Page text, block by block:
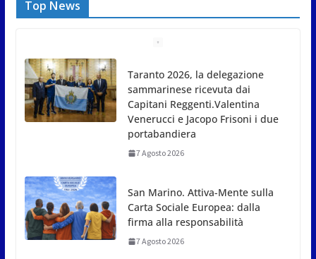
Top News
Taranto 2026, la delegazione
sammarinese ricevuta dai
Capitani Reggenti.Valentina
Venerucci e Jacopo Frisoni i due
portabandiera
7 Agosto 2026
San Marino. Attiva-Mente sulla
Carta Sociale Europea: dalla
firma alla responsabilità
7 Agosto 2026